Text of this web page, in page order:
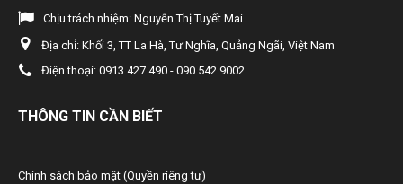
vực kế toán, kiểm toán độc lập
38/2020/TT-BTC
chính ban hành trong lĩnh vực Kho bạc Nhà nước và ngân sách
49/2020/TT-BTC
Chịu trách nhiệm: Nguyễn Thị Tuyết Mai
Địa chỉ: Khối 3, TT La Hà, Tư Nghĩa, Quảng Ngãi, Việt Nam
Điện thoại: 0913.427.490 - 090.542.9002
THÔNG TIN CẦN BIẾT
Chính sách bảo mật (Quyền riêng tư)